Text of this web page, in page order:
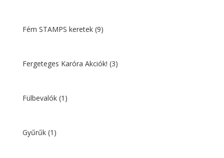
Fém STAMPS keretek (9)
Fergeteges Karóra Akciók! (3)
Fülbevalók (1)
Gyűrűk (1)